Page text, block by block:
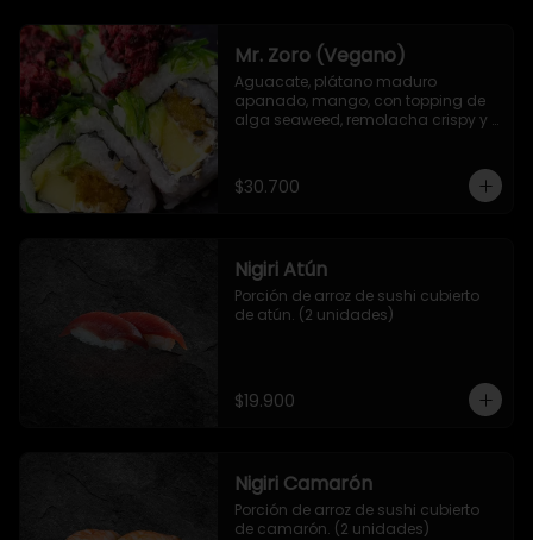
Mr. Zoro (Vegano)
Aguacate, plátano maduro
apanado, mango, con topping de
alga seaweed, remolacha crispy y
$30.700
Nigiri Atún
Porción de arroz de sushi cubierto
de atún. (2 unidades)
$19.900
Nigiri Camarón
Porción de arroz de sushi cubierto
de camarón. (2 unidades)